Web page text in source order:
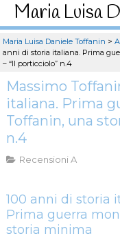
Maria Luisa
Maria Luisa Daniele Toffanin >
anni di storia italiana. Prima
– “Il porticciolo” n.4
Massimo
italiana. Prima
Toffanin, una
n.4
Recensioni A
100 anni di storia
Prima guerra
storia minima